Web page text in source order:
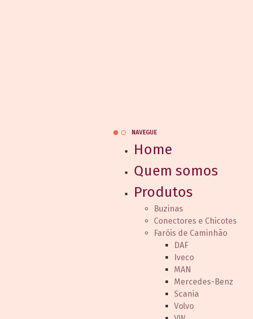
NAVEGUE
Home
Quem somos
Produtos
Buzinas
Conectores e Chicotes
Faróis de Caminhão
DAF
Iveco
MAN
Mercedes-Benz
Scania
Volvo